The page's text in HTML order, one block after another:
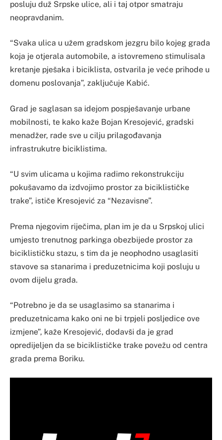
posluju duž Srpske ulice, ali i taj otpor smatraju
neopravdanim.
“Svaka ulica u užem gradskom jezgru bilo kojeg grada
koja je otjerala automobile, a istovremeno stimulisala
kretanje pješaka i biciklista, ostvarila je veće prihode u
domenu poslovanja”, zaključuje Kabić.
Grad je saglasan sa idejom pospješavanje urbane
mobilnosti, te kako kaže Bojan Kresojević, gradski
menadžer, rade sve u cilju prilagođavanja
infrastrukutre biciklistima.
“U svim ulicama u kojima radimo rekonstrukciju
pokušavamo da izdvojimo prostor za biciklističke
trake”, ističe Kresojević za “Nezavisne”.
Prema njegovim riječima, plan im je da u Srpskoj ulici
umjesto trenutnog parkinga obezbijede prostor za
biciklističku stazu, s tim da je neophodno usaglasiti
stavove sa stanarima i preduzetnicima koji posluju u
ovom dijelu grada.
“Potrebno je da se usaglasimo sa stanarima i
preduzetnicama kako oni ne bi trpjeli posljedice ove
izmjene”, kaže Kresojević, dodavši da je grad
opredijeljen da se biciklističke trake povežu od centra
grada prema Boriku.